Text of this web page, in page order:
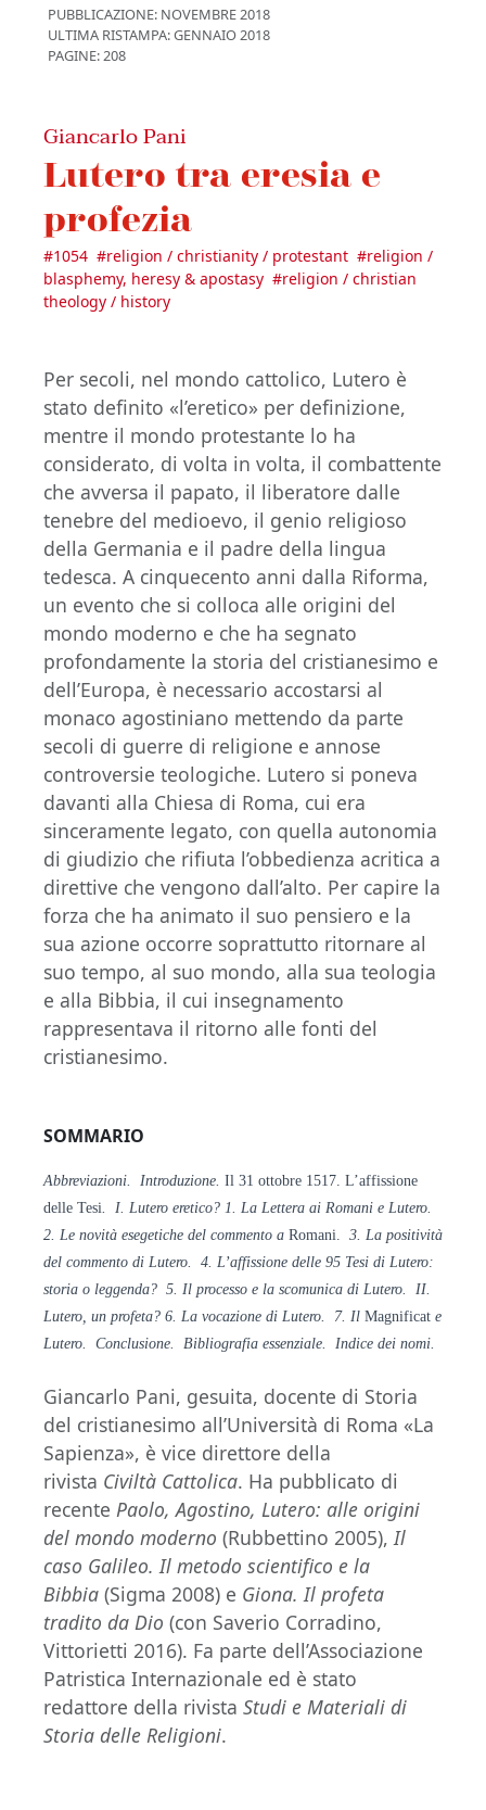
PUBBLICAZIONE: NOVEMBRE 2018
ULTIMA RISTAMPA:GENNAIO 2018
PAGINE: 208
Giancarlo Pani
Lutero tra eresia e
profezia
#1054 #religion / christianity / protestant #religion /
blasphemy, heresy & apostasy #religion / christian
theology / history
Per secoli, nel mondo cattolico, Lutero è
stato definito «l’eretico» per definizione,
mentre il mondo protestante lo ha
considerato, di volta in volta, il combattente
che avversa il papato, il liberatore dalle
tenebre del medioevo, il genio religioso
della Germania e il padre della lingua
tedesca. A cinquecento anni dalla Riforma,
un evento che si colloca alle origini del
mondo moderno e che ha segnato
profondamente la storia del cristianesimo e
dell’Europa, è necessario accostarsi al
monaco agostiniano mettendo da parte
secoli di guerre di religione e annose
controversie teologiche. Lutero si poneva
davanti alla Chiesa di Roma, cui era
sinceramente legato, con quella autonomia
di giudizio che rifiuta l’obbedienza acritica a
direttive che vengono dall’alto. Per capire la
forza che ha animato il suo pensiero e la
sua azione occorre soprattutto ritornare al
suo tempo, al suo mondo, alla sua teologia
e alla Bibbia, il cui insegnamento
rappresentava il ritorno alle fonti del
cristianesimo.
SOMMARIO
Abbreviazioni. Introduzione. Il 31 ottobre 1517. L’affissione
delle Tesi . I. Lutero eretico? 1. La Lettera ai Romani e Lutero.
2. Le novità esegetiche del commento a Romani.
3. La positività
del commento di Lutero. 4. L’affissione delle 95 Tesi di Lutero:
storia o leggenda? 5. Il processo e la scomunica di Lutero. II.
Lutero, un profeta? 6. La vocazione di Lutero. 7. Il Magnificat e
Lutero. Conclusione. Bibliografia essenziale. Indice dei nomi.
Giancarlo Pani, gesuita, docente di Storia
del cristianesimo all’Università di Roma «La
Sapienza», è vice direttore della
rivista Civiltà Cattolica. Ha pubblicato di
recente Paolo, Agostino, Lutero: alle origini
del mondo moderno (Rubbettino 2005), Il
caso Galileo. Il metodo scientifico e la
Bibbia (Sigma 2008) e Giona. Il profeta
tradito da Dio (con Saverio Corradino,
Vittorietti 2016). Fa parte dell’Associazione
Patristica Internazionale ed è stato
redattore della rivista Studi e Materiali di
Storia delle Religioni.